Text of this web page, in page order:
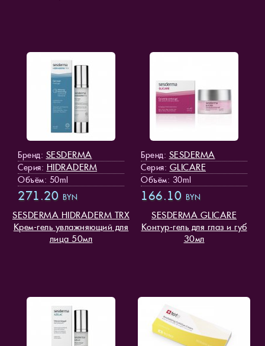
Бренд: SESDERMA
Серия: HIDRADERM
Объём: 50ml
271.20 BYN
SESDERMA HIDRADERM TRX
Крем-гель увлажняющий для
лица 50мл
Бренд: SESDERMA
Серия: GLICARE
Объём: 30ml
166.10 BYN
SESDERMA GLICARE
Контур-гель для глаз и губ
30мл